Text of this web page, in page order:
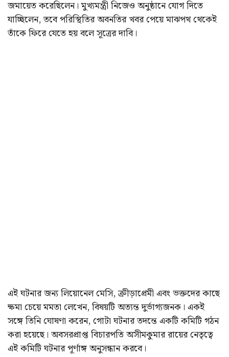
জমায়েত করেছিলেন। মুখ্যমন্ত্রী নিজেও অনুষ্ঠানে যোগ দিতে
যাচ্ছিলেন, তবে পরিস্থিতির অবনতির খবর পেয়ে মাঝপথ থেকেই
তাঁকে ফিরে যেতে হয় বলে সূত্রের দাবি।
এই ঘটনার জন্য লিয়োনেল মেসি, ক্রীড়াপ্রেমী এবং ভক্তদের কাছে
ক্ষমা চেয়ে মমতা লেখেন, বিষয়টি অত্যন্ত দুর্ভাগ্যজনক। একই
সঙ্গে তিনি ঘোষণা করেন, গোটা ঘটনার তদন্তে একটি কমিটি গঠন
করা হয়েছে। অবসরপ্রাপ্ত বিচারপতি অসীমকুমার রায়ের নেতৃত্বে
এই কমিটি ঘটনার পূর্ণাঙ্গ অনুসন্ধান করবে।